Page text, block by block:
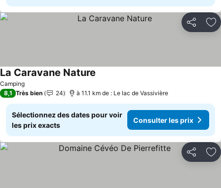
Partager
Camping
La Caravane Nature
8,1 Très bien 24 à 11.1 km de : Le lac de Vassivière
Sélectionnez des dates pour voir
les prix exacts
Consulter les prix
Partager